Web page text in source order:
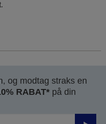
og modtag straks en
RABAT* på din